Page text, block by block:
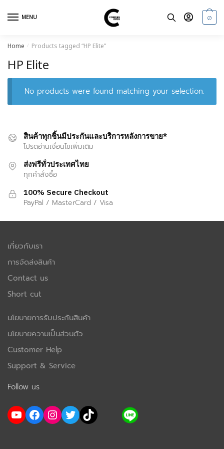
MENU 0
Home / Products tagged “HP Elite”
HP Elite
No products were found matching your selection.
สินค้าทุกชิ้นมีประกันและบริการหลังการขาย*
โปรดอ่านเงื่อนไขเพิ่มเติม
ส่งฟรีทั่วประเทศไทย
ทุกคำสั่งซื้อ
100% Secure Checkout
PayPal / MasterCard / Visa
เกี่ยวกับเรา
การจัดส่งสินค้า
Contact us
Short cut
นโยบายการรับประกันสินค้า
นโยบายความเป็นส่วนตัว
Customer Help
Support & Service
Follow us
YouTube Facebook Instagram Twitter TikTok